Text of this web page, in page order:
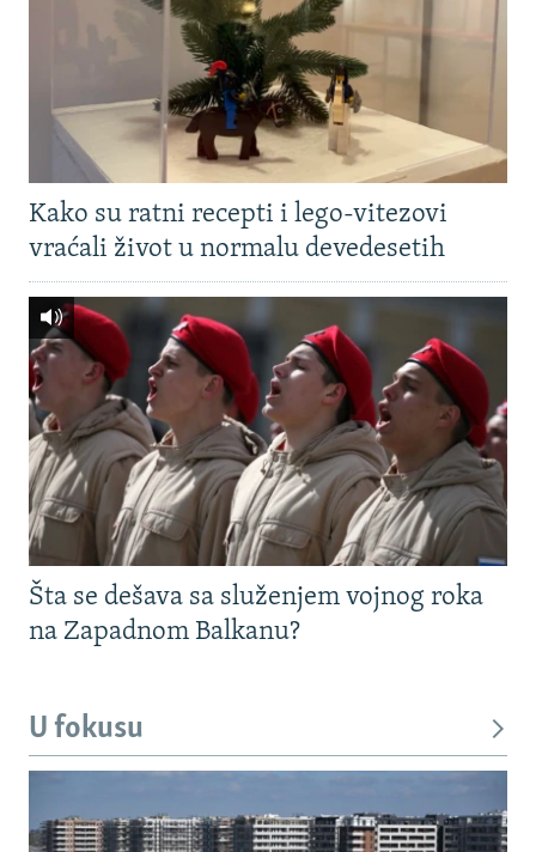
Kako su ratni recepti i lego-vitezovi
vraćali život u normalu devedesetih
Šta se dešava sa služenjem vojnog roka
na Zapadnom Balkanu?
U fokusu